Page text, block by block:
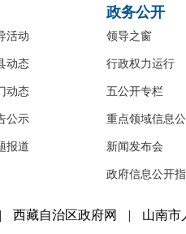
活动
动态
动态
公示
报道
政务公开
领导之窗
行政权力运行
五公开专栏
重点领域信息
新闻发布会
政府信息公开
| 西藏自治区政府网 | 山南市